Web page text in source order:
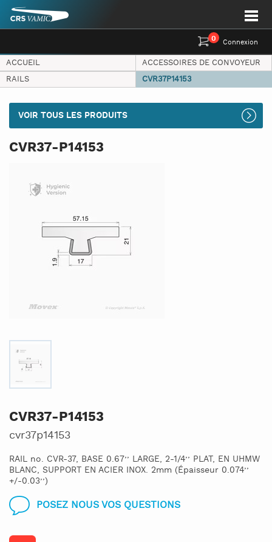
Connexion
0
ACCUEIL
ACCESSOIRES DE CONVOYEUR
RAILS
CVR37P14153
VOIR TOUS LES PRODUITS
CVR37-P14153
CVR37-P14153
cvr37p14153
RAIL no. CVR-37, BASE 0.67’’ LARGE, 2-1/4’’ PLAT, EN UHMW
BLANC, SUPPORT EN ACIER INOX. 2mm (Épaisseur 0.074’’
+/-0.03’’)
POSEZ NOUS VOS QUESTIONS